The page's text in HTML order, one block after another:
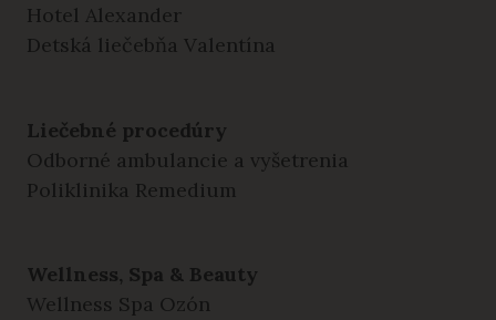
Hotel Alexander
Detská liečebňa Valentína
Liečebné procedúry
Odborné ambulancie a vyšetrenia
Poliklinika Remedium
Wellness, Spa & Beauty
Wellness Spa Ozón